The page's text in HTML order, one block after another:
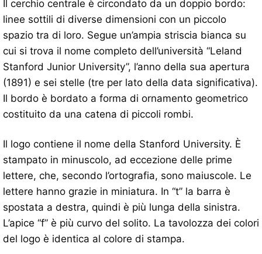
Il cerchio centrale è circondato da un doppio bordo:
linee sottili di diverse dimensioni con un piccolo
spazio tra di loro. Segue un’ampia striscia bianca su
cui si trova il nome completo dell’università “Leland
Stanford Junior University”, l’anno della sua apertura
(1891) e sei stelle (tre per lato della data significativa).
Il bordo è bordato a forma di ornamento geometrico
costituito da una catena di piccoli rombi.
Il logo contiene il nome della Stanford University. È
stampato in minuscolo, ad eccezione delle prime
lettere, che, secondo l’ortografia, sono maiuscole. Le
lettere hanno grazie in miniatura. In “t” la barra è
spostata a destra, quindi è più lunga della sinistra.
L’apice “f” è più curvo del solito. La tavolozza dei colori
del logo è identica al colore di stampa.